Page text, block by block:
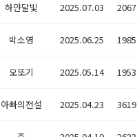
하얀달빛 2025.07.03 2067
박소영 2025.06.25 1985
오또기 2025.05.14 1953
아빠의전설 2025.04.23 3619